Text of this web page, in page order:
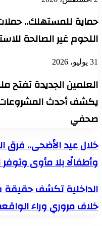
اللحوم غير الصالحة
31 يوليو، 2026
العلمين الجديدة تفتح
يكشف أحدث
صحفي
خلال
عيد
الأضحى..
فرق
السريع
مسنين
خلال عيد الأضحى.. فرق
وأطفالًا بلا مأوى وتوفر
الداخلية
تكشف
حقيقة
الداخلية تكشف حقيقة
خلاف مروري وراء